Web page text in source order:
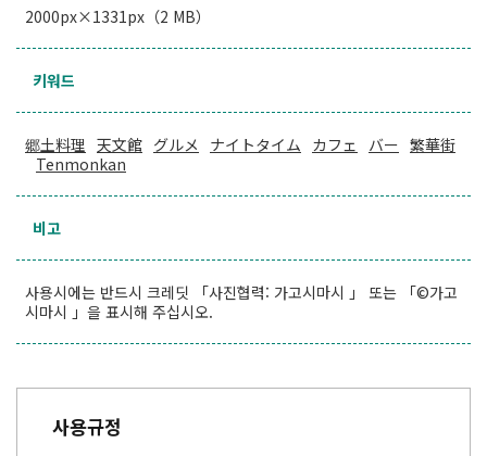
2000px×1331px（2 MB）
키워드
郷土料理 天文館 グルメ ナイトタイム カフェ バー 繁華街
Tenmonkan
비고
사용시에는 반드시 크레딧 「사진협력: 가고시마시 」 또는 「©가고
시마시 」을 표시해 주십시오.
사용규정